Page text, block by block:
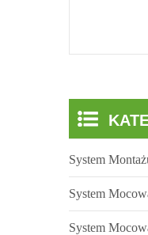
System
System
System